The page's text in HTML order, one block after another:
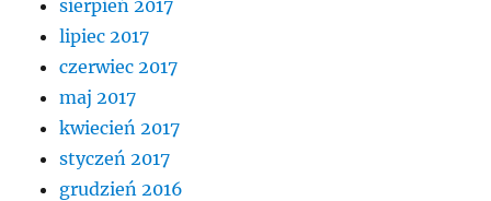
sierpień 2017
lipiec 2017
czerwiec 2017
maj 2017
kwiecień 2017
styczeń 2017
grudzień 2016